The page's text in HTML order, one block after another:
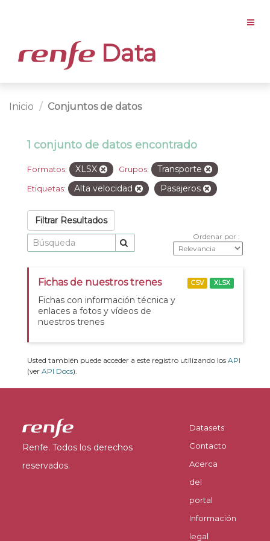
Data
Inicio Conjuntos de datos
1 conjunto de datos encontrado
Formatos: XLSX Grupos: Transporte
Etiquetas: Alta velocidad Pasajeros
Filtrar Resultados
Ordenar por
Fichas de nuestros trenes
Fichas con información técnica y
enlaces a fotos y vídeos de
nuestros trenes
CSV XLSX
Usted también puede acceder a este registro utilizando los API
(ver API Docs).
Renfe. Todos los derechos
reservados.
Datasets
Contacto
Acerca
del
portal
Información
legal